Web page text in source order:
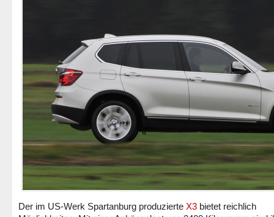
Der im US-Werk Spartanburg produzierte X3 bietet reichlich